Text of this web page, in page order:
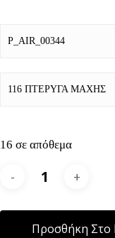
P_AIR_00344
116 ΠΤΕΡΥΓΑ ΜΑΧΗΣ
16 σε απόθεμα
Προσθήκη Στο